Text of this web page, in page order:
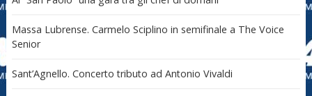
Massa Lubrense. Carmelo Sciplino in semifinale a The Voice
Senior
Sant’Agnello. Concerto tributo ad Antonio Vivaldi